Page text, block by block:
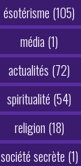
ésotérisme (105)
média (1)
actualités (72)
spiritualité (54)
religion (18)
société secrète (1)